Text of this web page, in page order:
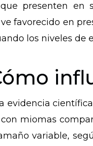
presenten en
favorecido en
los niveles de
evidencia
miomas
variable,